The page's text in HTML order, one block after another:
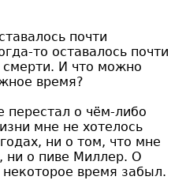
почти
то оставалось почти
И что можно
время?
перестал о чём-либо
мне не хотелось
ни о том, что мне
ни о пиве Миллер. О
время забыл.